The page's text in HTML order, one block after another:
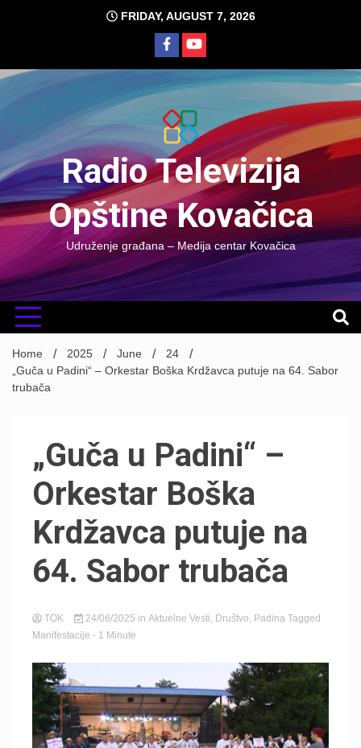
FRIDAY, AUGUST 7, 2026
Radio Televizija
Opštine Kovačica
Udruženje građana – Medija centar Kovačica
Home 2025 June
24
„Guča u Padini“ – Orkestar Boška Krdžavca putuje na 64. Sabor
trubača
„Guča u Padini“ –
Orkestar Boška
Krdžavca putuje na
64. Sabor trubača
TOK 24/06/2025 in Aktuelne Vesti, Društvo, Padina Tagged
Manifestacije - 1 Minute